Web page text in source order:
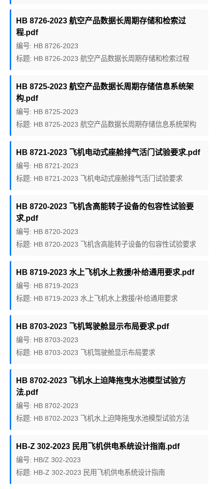
HB 8726-2023 航空产品数据长周期存储和检索过
程.pdf
编号: HB 8726-2023
标题: HB 8726-2023 航空产品数据长周期存储和检索过程
HB 8725-2023 航空产品数据长周期存储信息系统架
构.pdf
编号: HB 8725-2023
标题: HB 8725-2023 航空产品数据长周期存储信息系统架构
HB 8721-2023 飞机电动式座舱排气活门试验要求.pdf
编号: HB 8721-2023
标题: HB 8721-2023 飞机电动式座舱排气活门试验要求
HB 8720-2023 飞机含高能转子设备的包容性试验要
求.pdf
编号: HB 8720-2023
标题: HB 8720-2023 飞机含高能转子设备的包容性试验要求
HB 8719-2023 水上飞机水上救援/补给通用要求.pdf
编号: HB 8719-2023
标题: HB 8719-2023 水上飞机水上救援/补给通用要求
HB 8703-2023 飞机驾驶舱显示布局要求.pdf
编号: HB 8703-2023
标题: HB 8703-2023 飞机驾驶舱显示布局要求
HB 8702-2023 飞机水上迫降拖曳水池模型试验方
法.pdf
编号: HB 8702-2023
标题: HB 8702-2023 飞机水上迫降拖曳水池模型试验方法
HB-Z 302-2023 民用飞机供电系统设计指南.pdf
编号: HB/Z 302-2023
标题: HB-Z 302-2023 民用飞机供电系统设计指南